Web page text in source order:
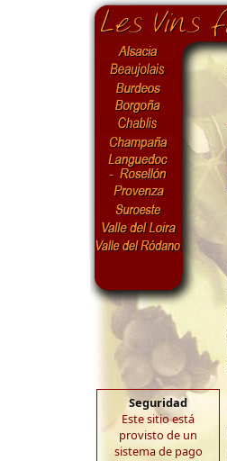
Seguridad
Este sitio está
provisto de un
sistema de pago